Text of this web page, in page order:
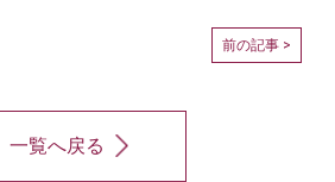
前の記事 >
一覧へ戻る